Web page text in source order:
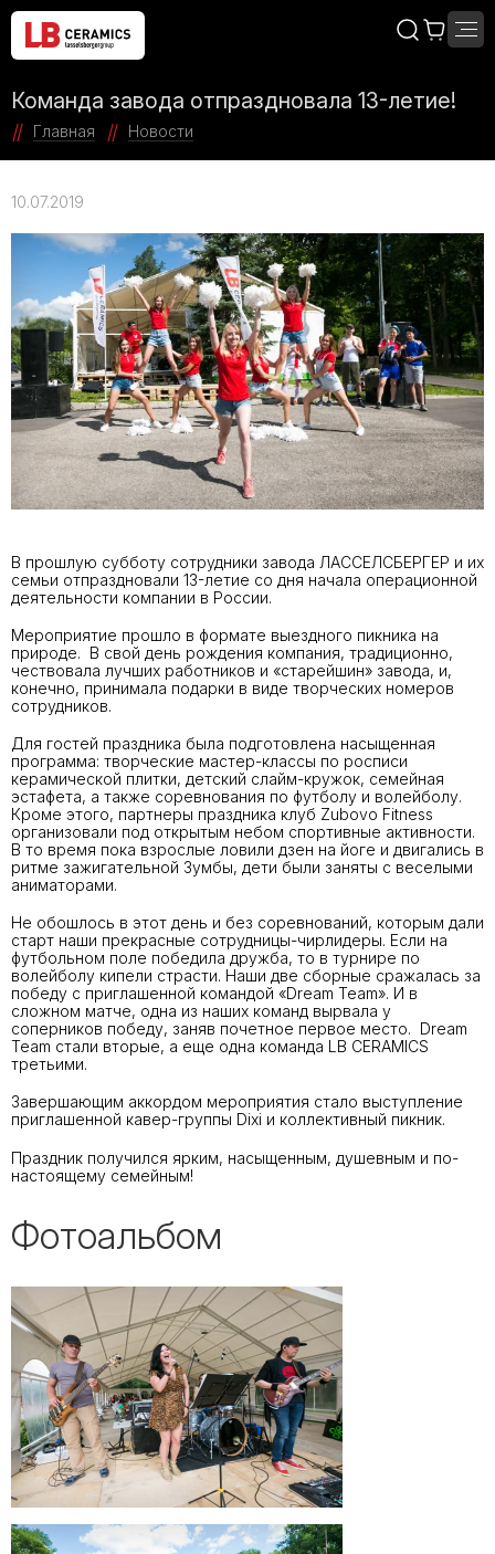
Команда завода отпраздновала 13-летие!
Главная Новости
10.07.2019
В прошлую субботу сотрудники завода ЛАССЕЛСБЕРГЕР и их
семьи отпраздновали 13-летие со дня начала операционной
деятельности компании в России.
Мероприятие прошло в формате выездного пикника на
природе. В свой день рождения компания, традиционно,
чествовала лучших работников и «старейшин» завода, и,
конечно, принимала подарки в виде творческих номеров
сотрудников.
Для гостей праздника была подготовлена насыщенная
программа: творческие мастер-классы по росписи
керамической плитки, детский слайм-кружок, семейная
эстафета, а также соревнования по футболу и волейболу.
Кроме этого, партнеры праздника клуб Zubovo Fitness
организовали под открытым небом спортивные активности.
В то время пока взрослые ловили дзен на йоге и двигались в
ритме зажигательной Зумбы, дети были заняты с веселыми
аниматорами.
Не обошлось в этот день и без соревнований, которым дали
старт наши прекрасные сотрудницы-чирлидеры. Если на
футбольном поле победила дружба, то в турнире по
волейболу кипели страсти. Наши две сборные сражалась за
победу с приглашенной командой «Dream Team». И в
сложном матче, одна из наших команд вырвала у
соперников победу, заняв почетное первое место. Dream
Team стали вторые, а еще одна команда LB CERAMICS
третьими.
Завершающим аккордом мероприятия стало выступление
приглашенной кавер-группы Dixi и коллективный пикник.
Праздник получился ярким, насыщенным, душевным и по-
настоящему семейным!
Фотоальбом